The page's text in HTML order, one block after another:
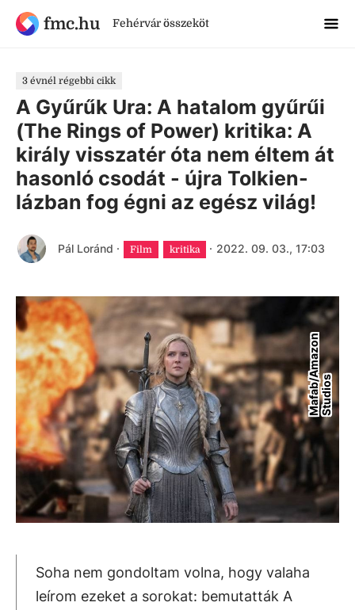
fmc.hu Fehérvár összeköt
3 évnél régebbi cikk
A Gyűrűk Ura: A hatalom gyűrűi
(The Rings of Power) kritika: A
király visszatér óta nem éltem át
hasonló csodát - újra Tolkien-
lázban fog égni az egész világ!
Pál Loránd · Film kritika · 2022. 09. 03., 17:03
M
a
f
a
b
/
A
m
a
z
o
n
S
t
u
d
i
os
Soha nem gondoltam volna, hogy valaha
leírom ezeket a sorokat: bemutatták A